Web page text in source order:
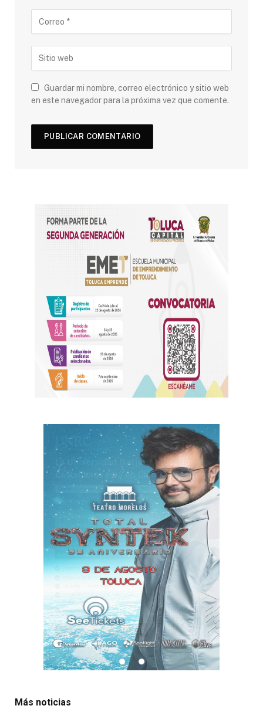
Guardar mi nombre, correo electrónico y sitio web
en este navegador para la próxima vez que comente.
Más noticias